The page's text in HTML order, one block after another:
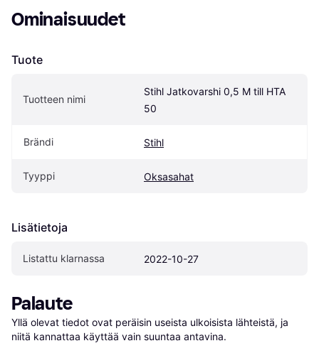
Ominaisuudet
Tuote
Tuotteen nimi
Stihl Jatkovarshi 0,5 M till HTA
50
Brändi Stihl
Tyyppi Oksasahat
Lisätietoja
Listattu klarnassa 2022-10-27
Palaute
Yllä olevat tiedot ovat peräisin useista ulkoisista lähteistä, ja
niitä kannattaa käyttää vain suuntaa antavina.